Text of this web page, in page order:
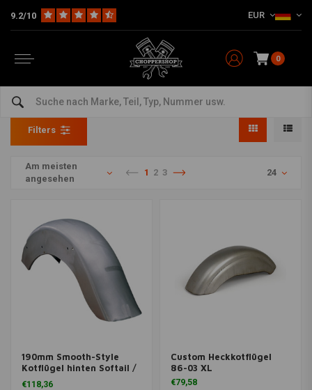
9.2/10 EUR
0
Kotflügel hinten Harley
Home HD Kotflügel Harley Kotflügel hinten Harley
Filters
Am meisten
angesehen
1 2 3 24
190mm Smooth-Style
Kotflügel hinten Softail /
Fatboy
€118,36
Custom Heckkotflügel
86-03 XL
€79,58